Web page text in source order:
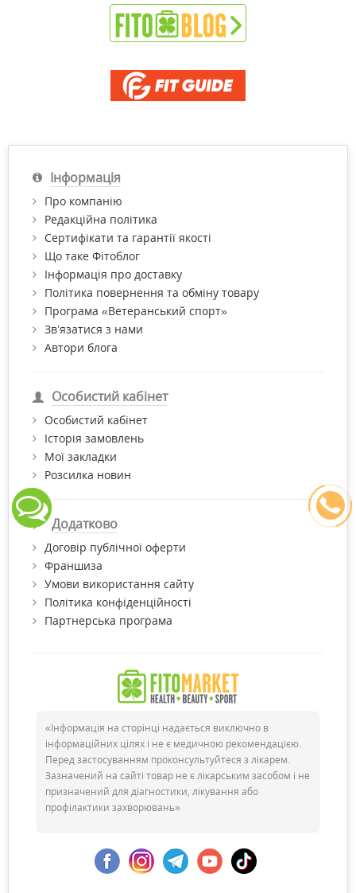
Інформація
Про компанію
Редакційна політика
Сертифікати та гарантії якості
Що таке Фітоблог
Інформація про доставку
Політика повернення та обміну товару
Програма «Ветеранський спорт»
Зв’язатися з нами
Автори блога
Особистий кабінет
Особистий кабінет
Історія замовлень
Мої закладки
Розсилка новин
Додатково
Договір публічної оферти
Франшиза
Умови використання сайту
Політика конфіденційності
Партнерська програма
«Інформація на сторінці надається виключно в
інформаційних цілях і не є медичною рекомендацією.
Перед застосуванням проконсультуйтеся з лікарем.
Зазначений на сайті товар не є лікарським засобом і не
призначений для діагностики, лікування або
профілактики захворювань»